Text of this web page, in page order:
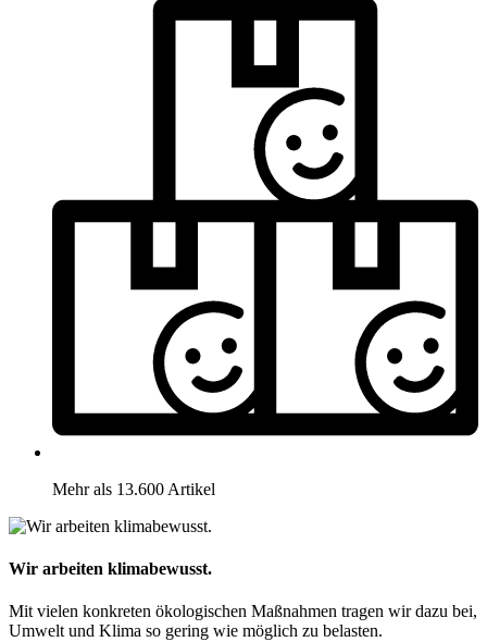
Mehr als 13.600 Artikel
Wir arbeiten klimabewusst.
Mit vielen konkreten ökologischen Maßnahmen tragen wir dazu bei,
Umwelt und Klima so gering wie möglich zu belasten.